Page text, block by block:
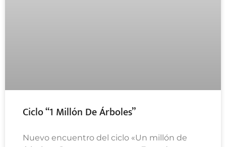
Ciclo “1 Millón De Árboles”
Nuevo encuentro del ciclo «Un millón de